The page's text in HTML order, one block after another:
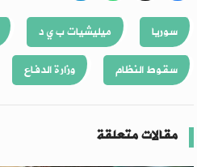
سوريا ميليشيات ب ي د
سقوط النظام
وزارة الدفاع
مقالات متعلقة